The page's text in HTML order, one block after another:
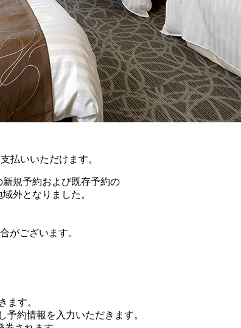
払いいただけます。
規予約および既存予約の
外となりました。
がございます。
ます。
約情報を入力いただきます。